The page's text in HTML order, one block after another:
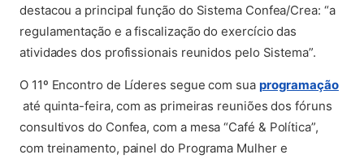
destacou a principal função do Sistema Confea/Crea: “a
regulamentação e a fiscalização do exercício das
atividades dos profissionais reunidos pelo Sistema”.
O 11º Encontro de Líderes segue com sua programação
(abre em nova aba)
até quinta-feira, com as primeiras reuniões dos fóruns
consultivos do Confea, com a mesa “Café & Política”,
com treinamento, painel do Programa Mulher e